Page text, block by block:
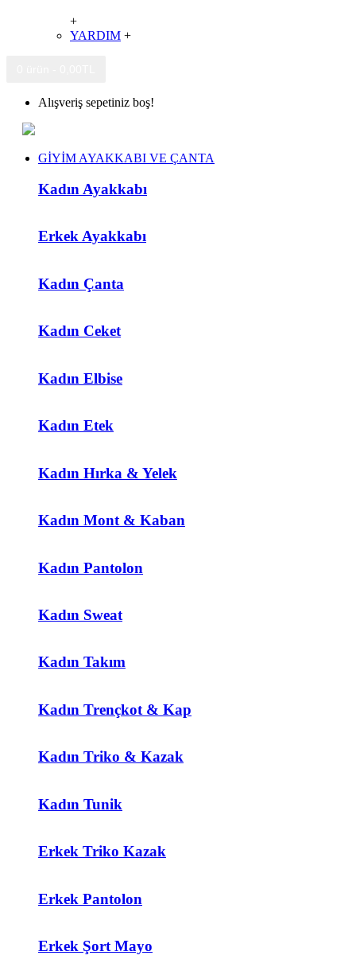
+
YARDIM +
Alışveriş sepetiniz boş!
GİYİM AYAKKABI VE ÇANTA
Kadın Ayakkabı
Erkek Ayakkabı
Kadın Çanta
Kadın Ceket
Kadın Elbise
Kadın Etek
Kadın Hırka & Yelek
Kadın Mont & Kaban
Kadın Pantolon
Kadın Sweat
Kadın Takım
Kadın Trençkot & Kap
Kadın Triko & Kazak
Kadın Tunik
Erkek Triko Kazak
Erkek Pantolon
Erkek Şort Mayo